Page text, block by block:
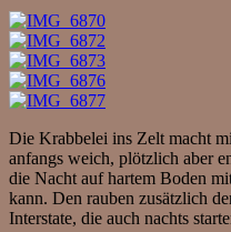
Die Krabbelei ins Zelt macht
anfangs weich, plötzlich aber
die Nacht auf hartem Boden
kann. Den rauben zusätzlich
Interstate, die auch nachts